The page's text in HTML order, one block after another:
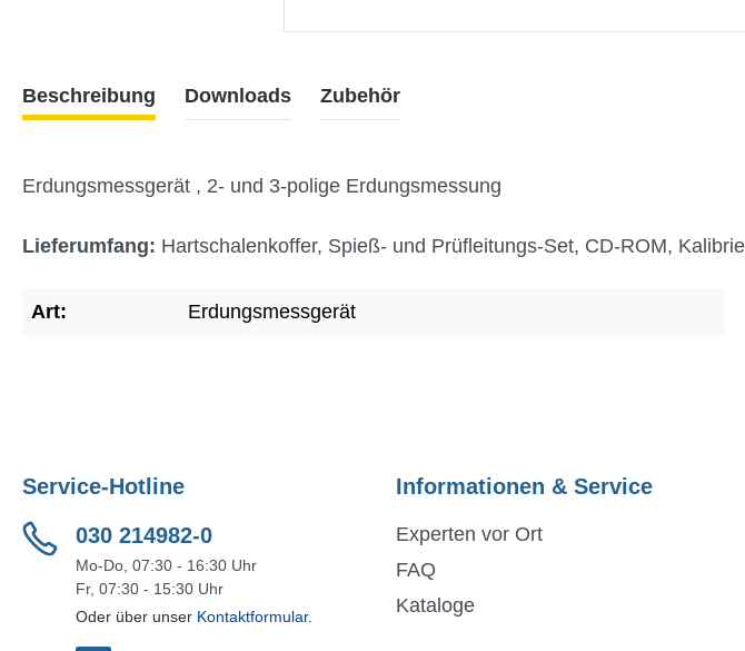
Beschreibung Downloads Zubehör
Erdungsmessgerät , 2- und 3-polige Erdungsmessung
Lieferumfang: Hartschalenkoffer, Spieß- und Prüfleitungs-Set, CD-ROM,
Art: Erdungsmessgerät
Service-Hotline
030 214982-0
Mo-Do, 07:30 - 16:30 Uhr
Fr, 07:30 - 15:30 Uhr
Oder über unser Kontaktformular.
Informationen & Service
Experten vor Ort
FAQ
Kataloge